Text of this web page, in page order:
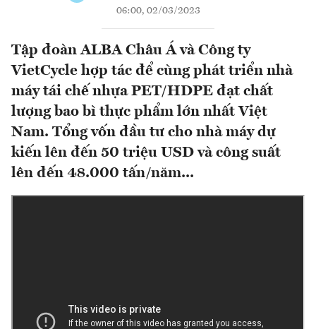
06:00, 02/03/2023
Tập đoàn ALBA Châu Á và Công ty
VietCycle hợp tác để cùng phát triển nhà
máy tái chế nhựa PET/HDPE đạt chất
lượng bao bì thực phẩm lớn nhất Việt
Nam. Tổng vốn đầu tư cho nhà máy dự
kiến lên đến 50 triệu USD và công suất
lên đến 48.000 tấn/năm...